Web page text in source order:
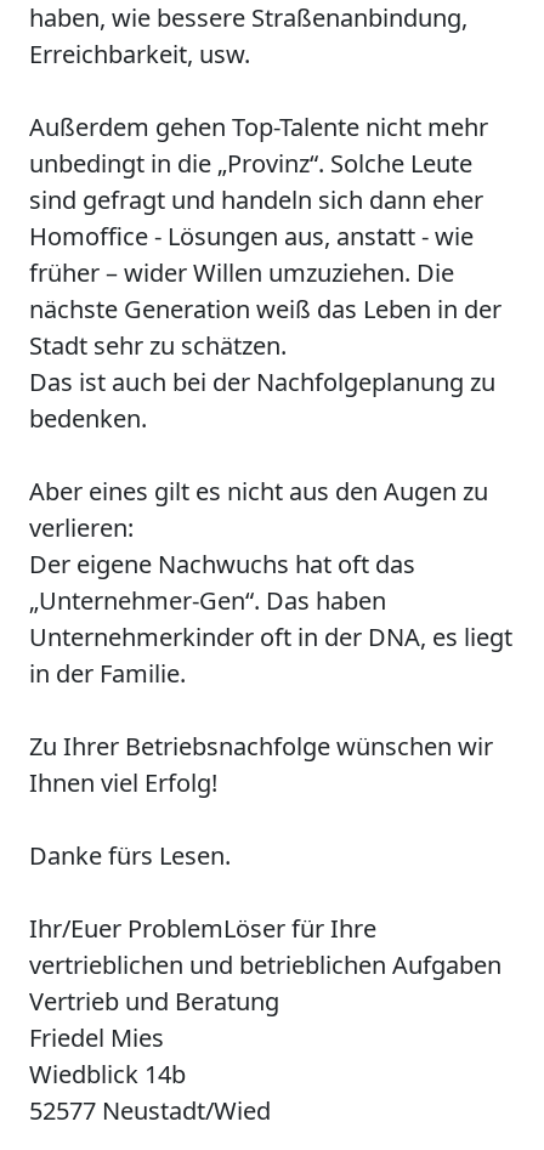
haben, wie bessere Straßenanbindung,
Erreichbarkeit, usw.
Außerdem gehen Top-Talente nicht mehr
unbedingt in die „Provinz“. Solche Leute
sind gefragt und handeln sich dann eher
Homoffice - Lösungen aus, anstatt - wie
früher – wider Willen umzuziehen. Die
nächste Generation weiß das Leben in der
Stadt sehr zu schätzen.
Das ist auch bei der Nachfolgeplanung zu
bedenken.
Aber eines gilt es nicht aus den Augen zu
verlieren:
Der eigene Nachwuchs hat oft das
„Unternehmer-Gen“. Das haben
Unternehmerkinder oft in der DNA, es liegt
in der Familie.
Zu Ihrer Betriebsnachfolge wünschen wir
Ihnen viel Erfolg!
Danke fürs Lesen.
Ihr/Euer ProblemLöser für Ihre
vertrieblichen und betrieblichen Aufgaben
Vertrieb und Beratung
Friedel Mies
Wiedblick 14b
52577 Neustadt/Wied